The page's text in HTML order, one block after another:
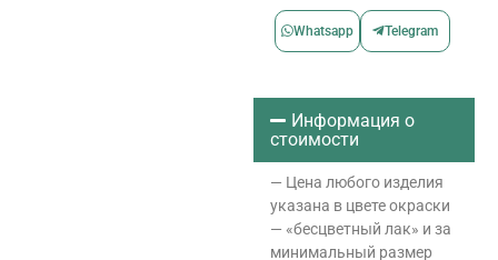
Whatsapp Telegram
Информация о
стоимости
— Цена любого изделия
указана в цвете окраски
— «бесцветный лак» и за
минимальный размер